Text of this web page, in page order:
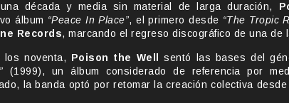
década y media sin material de larga duración,
álbum “Peace In Place”, el primero desde “The Tropic
Records, marcando el regreso discográfico de una
los noventa, Poison the Well sentó las bases del
(1999), un álbum considerado de referencia por
la banda optó por retomar la creación colectiva